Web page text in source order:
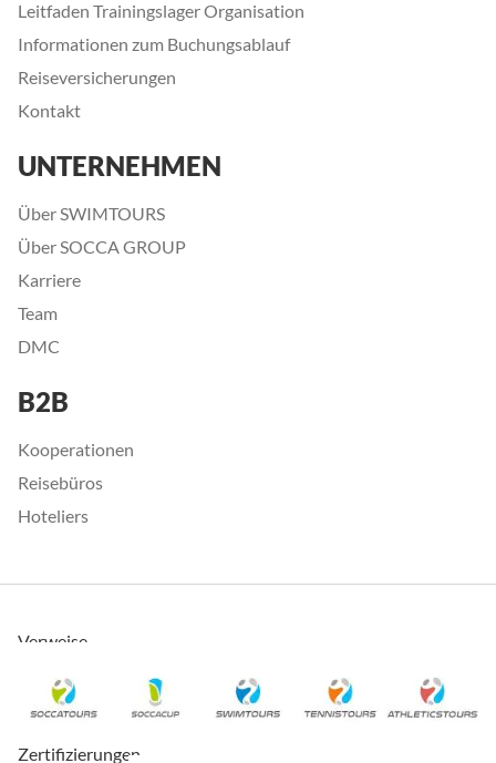
Leitfaden Trainingslager Organisation
Informationen zum Buchungsablauf
Reiseversicherungen
Kontakt
UNTERNEHMEN
Über SWIMTOURS
Über SOCCA GROUP
Karriere
Team
DMC
B2B
Kooperationen
Reisebüros
Hoteliers
Verweise
Zertifizierungen